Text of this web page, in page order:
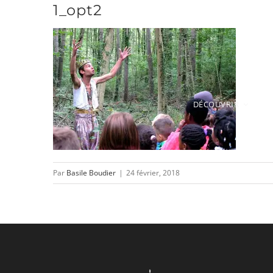
DÉCOUVRIR
1_opt2
Par Basile Boudier | 24 février, 2018